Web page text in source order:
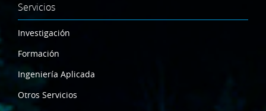
Servicios
Investigación
Formación
Ingeniería Aplicada
Otros Servicios